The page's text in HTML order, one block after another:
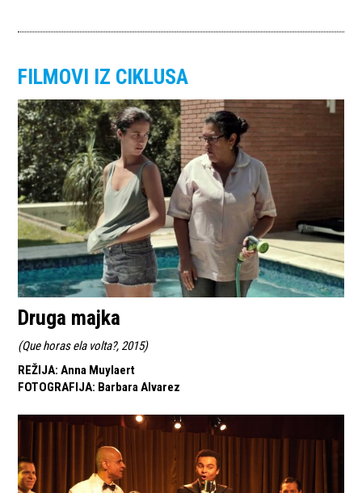
FILMOVI IZ CIKLUSA
Druga majka
(Que horas ela volta?, 2015)
REŽIJA: Anna Muylaert
FOTOGRAFIJA: Barbara Alvarez